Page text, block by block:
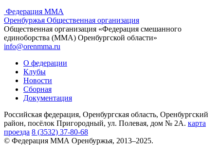
Федерация ММА
Оренбуржья Общественная организация
Общественная организация «Федерация смешанного
единоборства (ММА) Оренбургской области»
info@orenmma.ru
О федерации
Клубы
Новости
Сборная
Документация
Российская федерация, Оренбургская область, Оренбургский
район, посёлок Пригородный, ул. Полевая, дом № 2А. карта
проезда 8 (3532) 37-80-68
© Федерация ММА Оренбуржья, 2013–2025.